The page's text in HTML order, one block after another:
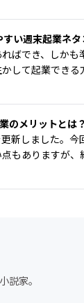
い週末起業ネタ
ばでき、しか
して起業でき
のメリットとは？
新しました。
もありますが
家。